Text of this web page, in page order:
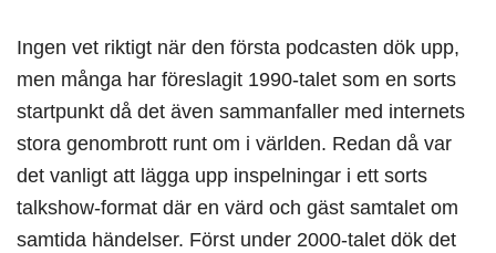
Ingen vet riktigt när den första podcasten dök upp,
men många har föreslagit 1990-talet som en sorts
startpunkt då det även sammanfaller med internets
stora genombrott runt om i världen. Redan då var
det vanligt att lägga upp inspelningar i ett sorts
talkshow-format där en värd och gäst samtalet om
samtida händelser. Först under 2000-talet dök det